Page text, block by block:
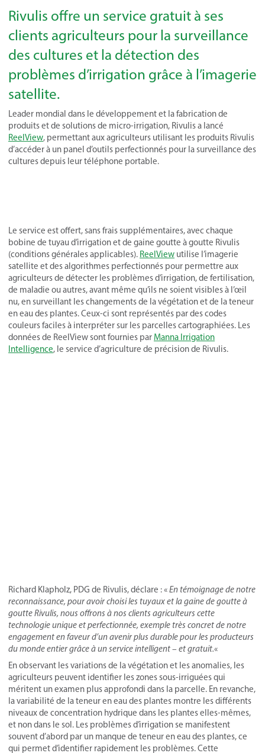
Rivulis offre un service gratuit à ses
clients agriculteurs pour la surveillance
des cultures et la détection des
problèmes d’irrigation grâce à l’imagerie
satellite.
Leader mondial dans le développement et la fabrication de
produits et de solutions de micro-irrigation, Rivulis a lancé
ReelView, permettant aux agriculteurs utilisant les produits Rivulis
d’accéder à un panel d’outils perfectionnés pour la surveillance des
cultures depuis leur téléphone portable.
Le service est offert, sans frais supplémentaires, avec chaque
bobine de tuyau d’irrigation et de gaine goutte à goutte Rivulis
(conditions générales applicables). ReelView utilise l’imagerie
satellite et des algorithmes perfectionnés pour permettre aux
agriculteurs de détecter les problèmes d’irrigation, de fertilisation,
de maladie ou autres, avant même qu’ils ne soient visibles à l’œil
nu, en surveillant les changements de la végétation et de la teneur
en eau des plantes. Ceux-ci sont représentés par des codes
couleurs faciles à interpréter sur les parcelles cartographiées. Les
données de ReelView sont fournies parManna Irrigation
Intelligence, le service d’agriculture de précision de Rivulis.
Richard Klapholz, PDG de Rivulis, déclare : «En témoignage de notre
reconnaissance, pour avoir choisi les tuyaux et la gaine de goutte à
goutte Rivulis, nous offrons à nos clients agriculteurs cette
technologie unique et perfectionnée, exemple très concret de notre
engagement en faveur d’un avenir plus durable pour les producteurs
du monde entier grâce à un service intelligent – et gratuit.«
En observant les variations de la végétation et les anomalies, les
agriculteurs peuvent identifier les zones sous-irriguées qui
méritent un examen plus approfondi dans la parcelle. En revanche,
la variabilité de la teneur en eau des plantes montre les différents
niveaux de concentration hydrique dans les plantes elles-mêmes,
et non dans le sol. Les problèmes d’irrigation se manifestent
souvent d’abord par un manque de teneur en eau des plantes, ce
qui permet d’identifier rapidement les problèmes. Cette